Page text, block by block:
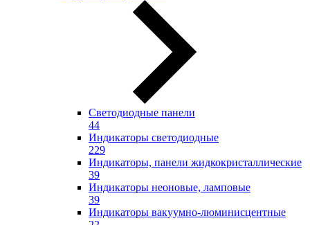
Светодиодные панели
44
Индикаторы светодиодные
229
Индикаторы, панели жидкокристаллические
39
Индикаторы неоновые, ламповые
39
Индикаторы вакуумно-люминисцентные